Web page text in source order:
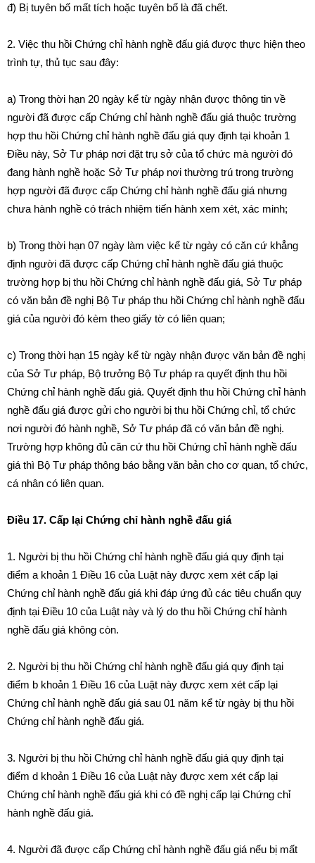
đ) Bị tuyên bố mất tích hoặc tuyên bố là đã chết.
2. Việc thu hồi Chứng chỉ hành nghề đấu giá được thực hiện theo
trình tự, thủ tục sau đây:
a) Trong thời hạn 20 ngày kể từ ngày nhận được thông tin về
người đã được cấp Chứng chỉ hành nghề đấu giá thuộc trường
hợp thu hồi Chứng chỉ hành nghề đấu giá quy định tại khoản 1
Điều này, Sở Tư pháp nơi đặt trụ sở của tổ chức mà người đó
đang hành nghề hoặc Sở Tư pháp nơi thường trú trong trường
hợp người đã được cấp Chứng chỉ hành nghề đấu giá nhưng
chưa hành nghề có trách nhiệm tiến hành xem xét, xác minh;
b) Trong thời hạn 07 ngày làm việc kể từ ngày có căn cứ khẳng
định người đã được cấp Chứng chỉ hành nghề đấu giá thuộc
trường hợp bị thu hồi Chứng chỉ hành nghề đấu giá, Sở Tư pháp
có văn bản đề nghị Bộ Tư pháp thu hồi Chứng chỉ hành nghề đấu
giá của người đó kèm theo giấy tờ có liên quan;
c) Trong thời hạn 15 ngày kể từ ngày nhận được văn bản đề nghị
của Sở Tư pháp, Bộ trưởng Bộ Tư pháp ra quyết định thu hồi
Chứng chỉ hành nghề đấu giá. Quyết định thu hồi Chứng chỉ hành
nghề đấu giá được gửi cho người bị thu hồi Chứng chỉ, tổ chức
nơi người đó hành nghề, Sở Tư pháp đã có văn bản đề nghị.
Trường hợp không đủ căn cứ thu hồi Chứng chỉ hành nghề đấu
giá thì Bộ Tư pháp thông báo bằng văn bản cho cơ quan, tổ chức,
cá nhân có liên quan.
Điều 17. Cấp lại Chứng chỉ hành nghề đấu giá
1. Người bị thu hồi Chứng chỉ hành nghề đấu giá quy định tại
điểm a khoản 1 Điều 16 của Luật này được xem xét cấp lại
Chứng chỉ hành nghề đấu giá khi đáp ứng đủ các tiêu chuẩn quy
định tại Điều 10 của Luật này và lý do thu hồi Chứng chỉ hành
nghề đấu giá không còn.
2. Người bị thu hồi Chứng chỉ hành nghề đấu giá quy định tại
điểm b khoản 1 Điều 16 của Luật này được xem xét cấp lại
Chứng chỉ hành nghề đấu giá sau 01 năm kể từ ngày bị thu hồi
Chứng chỉ hành nghề đấu giá.
3. Người bị thu hồi Chứng chỉ hành nghề đấu giá quy định tại
điểm d khoản 1 Điều 16 của Luật này được xem xét cấp lại
Chứng chỉ hành nghề đấu giá khi có đề nghị cấp lại Chứng chỉ
hành nghề đấu giá.
4. Người đã được cấp Chứng chỉ hành nghề đấu giá nếu bị mất